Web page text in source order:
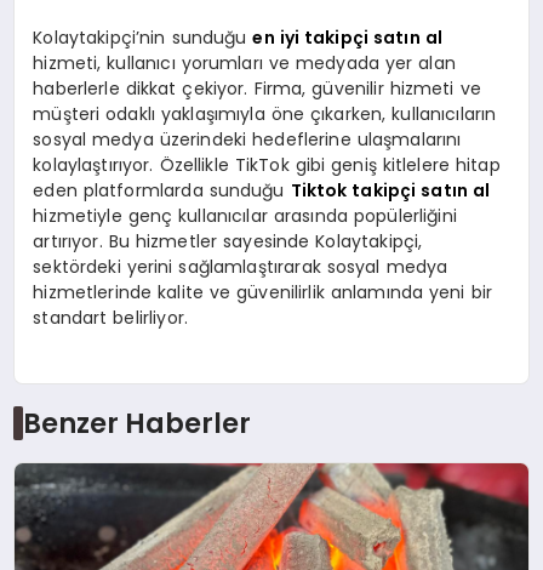
Kolaytakipçi’nin sunduğuen iyi takipçi satın al
hizmeti, kullanıcı yorumları ve medyada yer alan
haberlerle dikkat çekiyor. Firma, güvenilir hizmeti ve
müşteri odaklı yaklaşımıyla öne çıkarken, kullanıcıların
sosyal medya üzerindeki hedeflerine ulaşmalarını
kolaylaştırıyor. Özellikle TikTok gibi geniş kitlelere hitap
eden platformlarda sunduğu Tiktok takipçi satın al
hizmetiyle genç kullanıcılar arasında popülerliğini
artırıyor. Bu hizmetler sayesinde Kolaytakipçi,
sektördeki yerini sağlamlaştırarak sosyal medya
hizmetlerinde kalite ve güvenilirlik anlamında yeni bir
standart belirliyor.
Benzer Haberler